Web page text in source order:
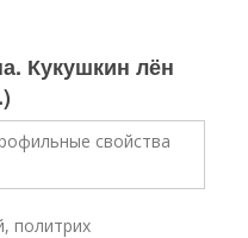
Кукушкин лён
политрих